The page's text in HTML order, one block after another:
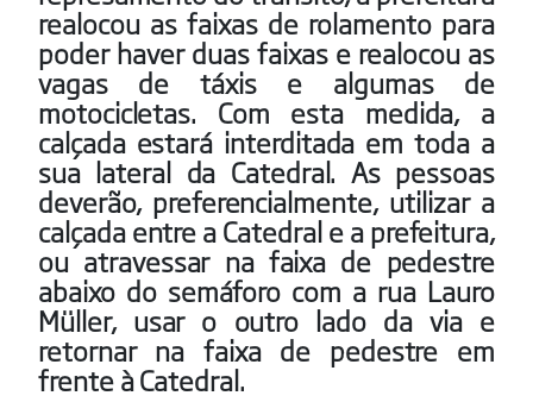
realocou as faixas de rolamento para
poder haver duas faixas e realocou as
vagas de táxis e algumas de
motocicletas. Com esta medida, a
calçada estará interditada em toda a
sua lateral da Catedral. As pessoas
deverão, preferencialmente, utilizar a
calçada entre a Catedral e a prefeitura,
ou atravessar na faixa de pedestre
abaixo do semáforo com a rua Lauro
Müller, usar o outro lado da via e
retornar na faixa de pedestre em
frente à Catedral.